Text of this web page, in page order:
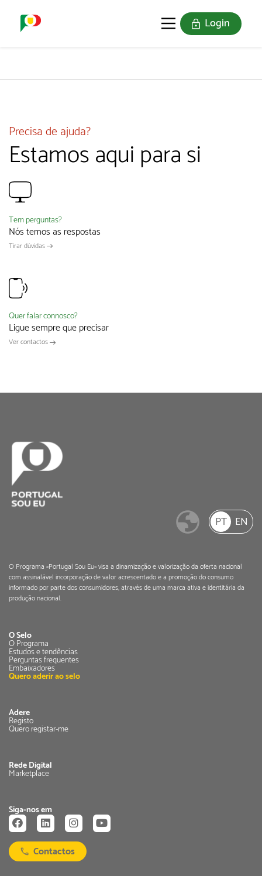
Login
Precisa de ajuda?
Estamos aqui para si
Tem perguntas?
Nós temos as respostas
Tirar dúvidas
Quer falar connosco?
Ligue sempre que precisar
Ver contactos
PT EN
O Programa «Portugal Sou Eu» visa a dinamização e valorização da oferta nacional
com assinalável incorporação de valor acrescentado e a promoção do consumo
informado por parte dos consumidores, através de uma marca ativa e identitária da
produção nacional.
O Selo
O Programa
Estudos e tendências
Perguntas frequentes
Embaixadores
Quero aderir ao selo
Adere
Registo
Quero registar-me
Rede Digital
Marketplace
Siga-nos em
Contactos